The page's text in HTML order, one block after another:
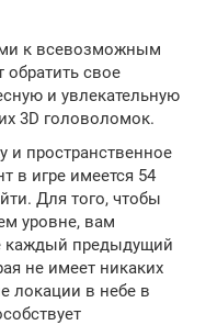
к всевозможным
обратить свое
и увлекательную
3D головоломок.
и пространственное
в игре имеется 54
Для того, чтобы
уровне, вам
каждый предыдущий
не имеет никаких
локации в небе в